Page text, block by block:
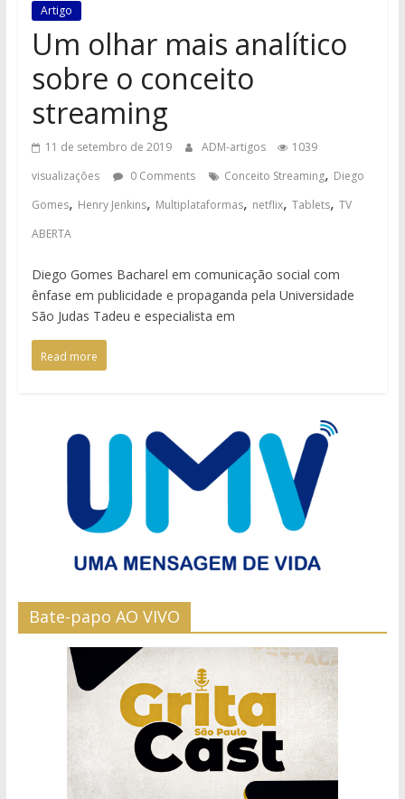
Artigo
Um olhar mais analítico
sobre o conceito
streaming
11 de setembro de 2019 ADM-artigos
1039
visualizações
0 Comments Conceito Streaming, Diego
Gomes, Henry Jenkins, Multiplataformas, netflix, Tablets, TV
ABERTA
Diego Gomes Bacharel em comunicação social com
ênfase em publicidade e propaganda pela Universidade
São Judas Tadeu e especialista em
Read more
Bate-papo AO VIVO